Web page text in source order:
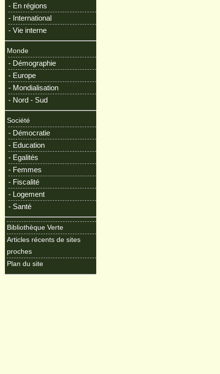
- En régions
- International
- Vie interne
Monde
- Démographie
- Europe
- Mondialisation
- Nord - Sud
Société
- Démocratie
- Education
- Egalités
- Femmes
- Fiscalité
- Logement
- Santé
Bibliothèque Verte
Articles récents de sites
proches
Plan du site